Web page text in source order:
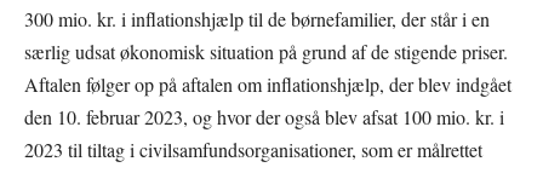
300 mio. kr. i inflationshjælp til de børnefamilier, der står i en
særlig udsat økonomisk situation på grund af de stigende priser.
Aftalen følger op på aftalen om inflationshjælp, der blev indgået
den 10. februar 2023, og hvor der også blev afsat 100 mio. kr. i
2023 til tiltag i civilsamfundsorganisationer, som er målrettet